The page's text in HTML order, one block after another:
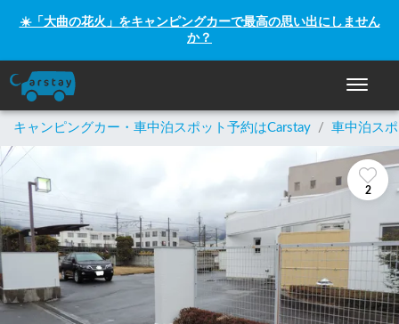
☀️「大曲の花火」をキャンピングカーで最高の思い出にしません
か？
ナビゲ
キャンピングカー・車中泊スポット予約はCarstay / 車中泊ス
2